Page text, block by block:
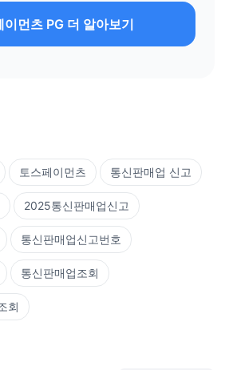
이먼츠 PG 더 알아보기
토스페이먼츠 통신판매업 신고
2025통신판매업신고
통신판매업신고번호
통신판매업조회
회